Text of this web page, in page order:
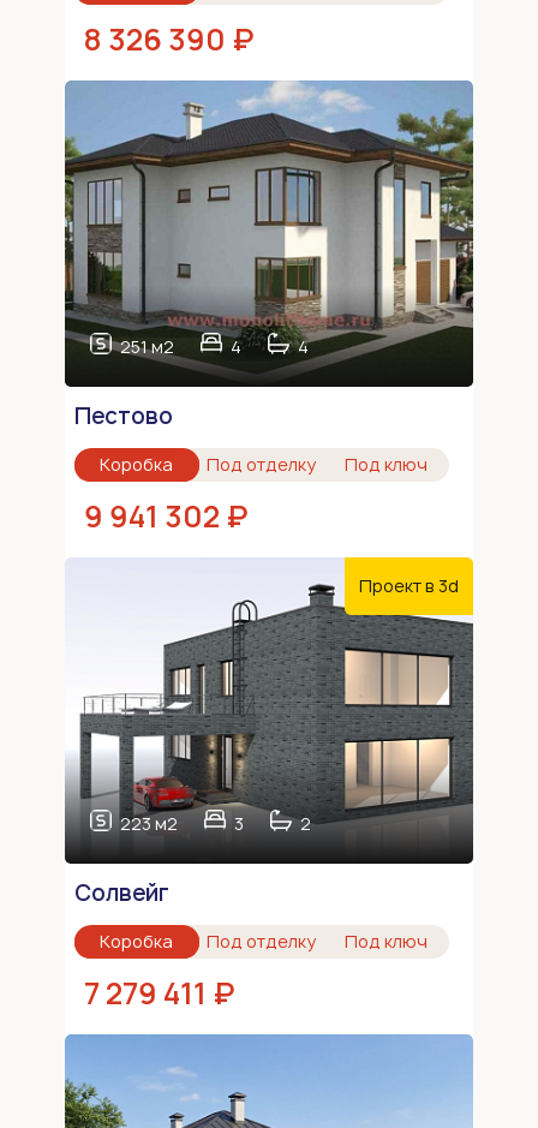
8 326 390 ₽
251 м2 4 4
Пестово
Коробка Под отделку Под ключ
9 941 302 ₽
223 м2 3 2
Проект в 3d
Солвейг
Коробка Под отделку Под ключ
7 279 411 ₽